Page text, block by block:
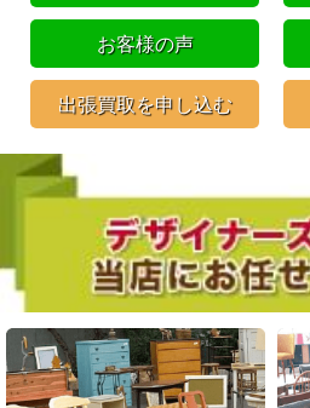
お客様の声
出張買取を申し込む